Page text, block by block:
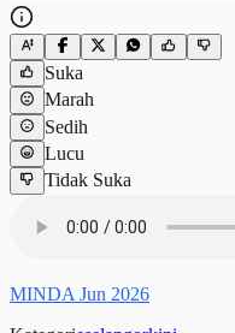
Suka
Marah
Sedih
Lucu
Tidak Suka
MINDA Jun 2026